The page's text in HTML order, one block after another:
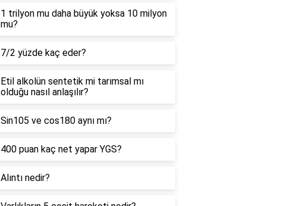
1 trilyon mu daha büyük yoksa 10 milyon
mu?
7/2 yüzde kaç eder?
Etil alkolün sentetik mi tarımsal mı
olduğu nasıl anlaşılır?
Sin105 ve cos180 aynı mı?
400 puan kaç net yapar YGS?
Alıntı nedir?